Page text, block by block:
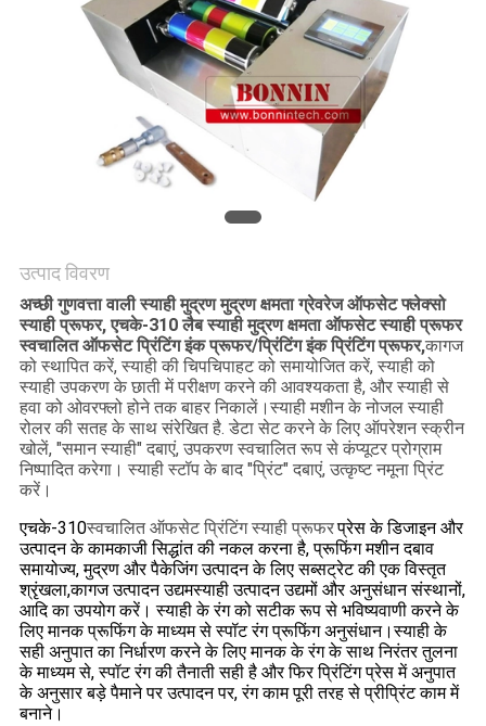
उत्पाद विवरण
अच्छी गुणवत्ता वाली स्याही मुद्रण मुद्रण क्षमता ग्रेवरेज ऑफसेट फ्लेक्सो
स्याही प्रूफर, एचके-310 लैब स्याही मुद्रण क्षमता ऑफसेट स्याही प्रूफर
स्वचालित ऑफसेट प्रिंटिंग इंक प्रूफर/प्रिंटिंग इंक प्रिंटिंग प्रूफर,कागज
को स्थापित करें, स्याही की चिपचिपाहट को समायोजित करें, स्याही को
स्याही उपकरण के छाती में परीक्षण करने की आवश्यकता है, और स्याही से
हवा को ओवरफ्लो होने तक बाहर निकालें।स्याही मशीन के नोजल स्याही
रोलर की सतह के साथ संरेखित है. डेटा सेट करने के लिए ऑपरेशन स्क्रीन
खोलें, "समान स्याही" दबाएं, उपकरण स्वचालित रूप से कंप्यूटर प्रोग्राम
निष्पादित करेगा। स्याही स्टॉप के बाद "प्रिंट" दबाएं, उत्कृष्ट नमूना प्रिंट
करें।
एचके-310स्वचालित ऑफसेट प्रिंटिंग स्याही प्रूफरप्रेस के डिजाइन और
उत्पादन के कामकाजी सिद्धांत की नकल करना है, प्रूफिंग मशीन दबाव
समायोज्य, मुद्रण और पैकेजिंग उत्पादन के लिए सब्सट्रेट की एक विस्तृत
श्रृंखला,कागज उत्पादन उद्यमस्याही उत्पादन उद्यमों और अनुसंधान संस्थानों,
आदि का उपयोग करें। स्याही के रंग को सटीक रूप से भविष्यवाणी करने के
लिए मानक प्रूफिंग के माध्यम से स्पॉट रंग प्रूफिंग अनुसंधान।स्याही के
सही अनुपात का निर्धारण करने के लिए मानक के रंग के साथ निरंतर तुलना
के माध्यम से, स्पॉट रंग की तैनाती सही है और फिर प्रिंटिंग प्रेस में अनुपात
के अनुसार बड़े पैमाने पर उत्पादन पर, रंग काम पूरी तरह से प्रीप्रिंट काम में
बनाने।